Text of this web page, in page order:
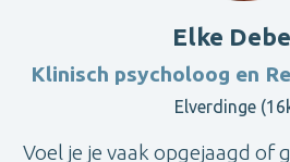
Elke
Klinisch psycholoog en
Elverdinge
Voel je je vaak opgejaagd of